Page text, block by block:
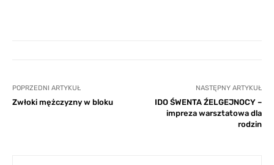
POPRZEDNI ARTYKUŁ
Zwłoki mężczyzny w bloku
NASTĘPNY ARTYKUŁ
IDO ŚWENTA ŹELGEJNOCY –
impreza warsztatowa dla
rodzin